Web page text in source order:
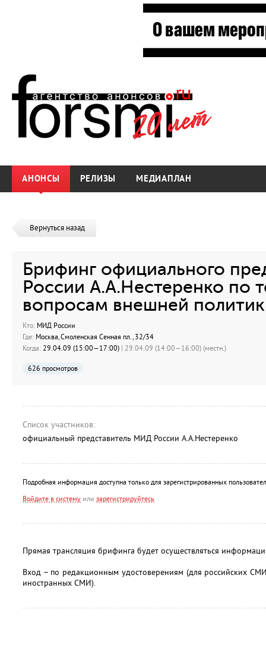
АНОНСЫ РЕЛИЗЫ МЕДИАПЛАН
Вернуться назад
Брифинг официального
России А.А.Нестеренко по
вопросам внешней
Кто: МИД России
Где: Москва, Смоленская Сенная пл., 32/34
Когда: 29.04.09 (15:00—17:00) | 29.04.09 (14:00—16:00) (местн.)
626 просмотров
Список участников:
официальный представитель МИД России А.А.Нестеренко
Подробная информация доступна только для зарегистрированных
Войдите в систему или зарегистрируйтесь
Прямая трансляция брифинга будет осуществляться
Вход – по редакционным удостоверениям (для российских
иностранных СМИ).